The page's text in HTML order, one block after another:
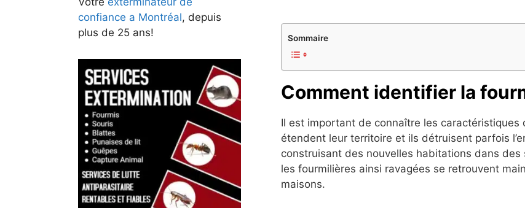
Sommaire
Comment identifier la
Il est important de connaître les caractéristiques
étendent leur territoire et ils détruisent parfois
construisant des nouvelles habitations dans
les fourmilières ainsi ravagées se retrouvent
maisons.
confiance a Montréal, depuis
plus de 25 ans!